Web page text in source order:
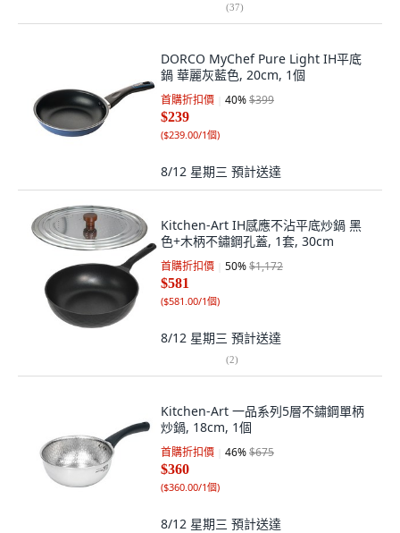
(37)
DORCO MyChef Pure Light IH平底
鍋 華麗灰藍色, 20cm, 1個
首購折扣價 40%$399
$239
($239.00/1個)
8/12 星期三 預計送達
Kitchen-Art IH感應不沾平底炒鍋 黑
色+木柄不鏽鋼孔蓋, 1套, 30cm
首購折扣價 50%$1,172
$581
($581.00/1個)
8/12 星期三 預計送達
(2)
Kitchen-Art 一品系列5層不鏽鋼單柄
炒鍋, 18cm, 1個
首購折扣價 46%$675
$360
($360.00/1個)
8/12 星期三 預計送達